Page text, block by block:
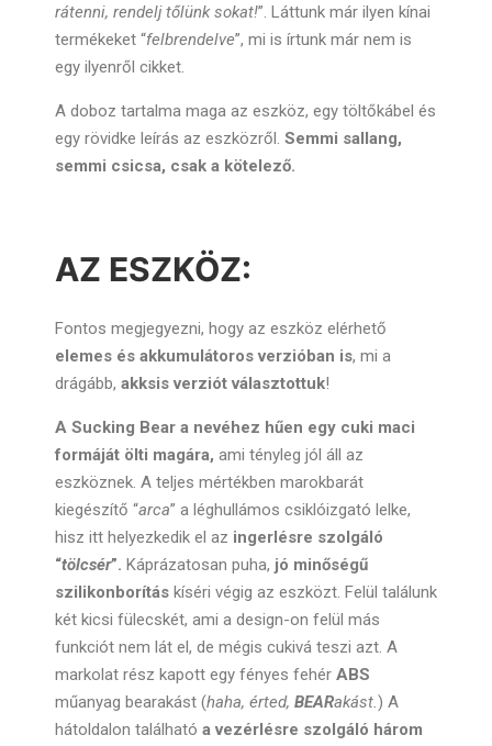
rátenni, rendelj tőlünk sokat!”. Láttunk már ilyen kínai
termékeket “felbrendelve”, mi is írtunk már nem is
egy ilyenről cikket.
A doboz tartalma maga az eszköz, egy töltőkábel és
egy rövidke leírás az eszközről. Semmi sallang,
semmi csicsa, csak a kötelező.
AZ ESZKÖZ:
Fontos megjegyezni, hogy az eszköz elérhető
elemes és akkumulátoros verzióban is, mi a
drágább, akksis verziót választottuk!
A Sucking Bear a nevéhez hűen egy cuki maci
formáját ölti magára, ami tényleg jól áll az
eszköznek. A teljes mértékben marokbarát
kiegészítő “arca” a léghullámos csiklóizgató lelke,
hisz itt helyezkedik el az ingerlésre szolgáló
“tölcsér”. Káprázatosan puha, jó minőségű
szilikonborítás kíséri végig az eszközt. Felül találunk
két kicsi fülecskét, ami a design-on felül más
funkciót nem lát el, de mégis cukivá teszi azt. A
markolat rész kapott egy fényes fehér ABS
műanyag bearakást (haha, érted, BEARakást.) A
hátoldalon található a vezérlésre szolgáló három